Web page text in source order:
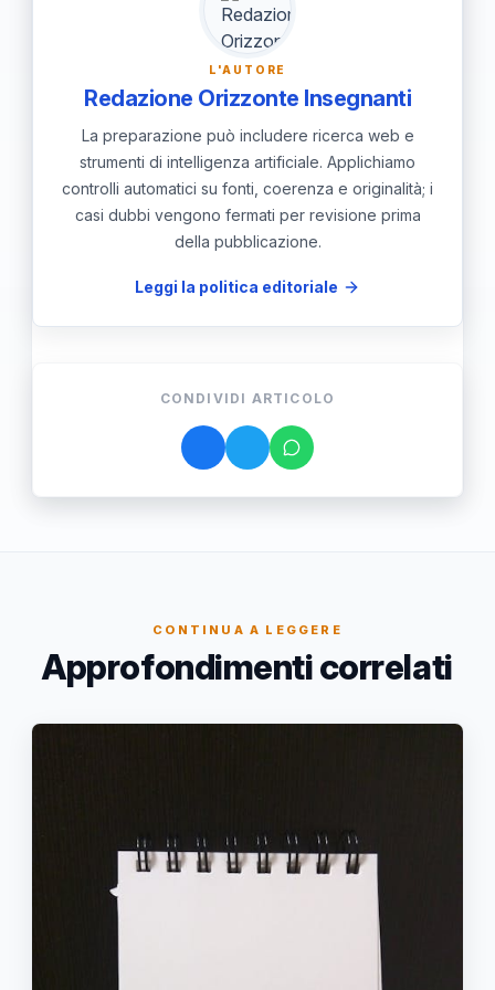
dell’utilizzo delle risorse pubbliche.
L'AUTORE
Redazione Orizzonte Insegnanti
La preparazione può includere ricerca web e
strumenti di intelligenza artificiale. Applichiamo
controlli automatici su fonti, coerenza e originalità; i
casi dubbi vengono fermati per revisione prima
della pubblicazione.
Leggi la politica editoriale
CONDIVIDI ARTICOLO
CONTINUA A LEGGERE
Approfondimenti correlati